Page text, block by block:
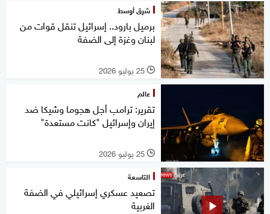
شرق أوسط
برميل بارود.. إسرائيل تنقل قوات من
لبنان وغزة إلى الضفة
l 25 يوليو 2026
عالم
تقرير: ترامب أجل هجوما وشيكا ضد
إيران وإسرائيل "كانت مستعدة"
l 25 يوليو 2026
التاسعة
تصعيد عسكري إسرائيلي في الضفة
الغربية